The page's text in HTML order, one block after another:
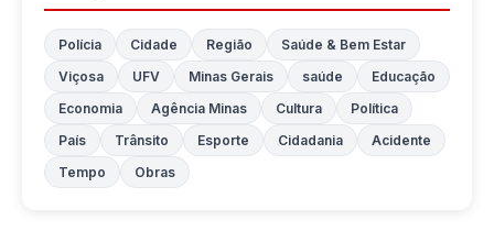
Polícia Cidade Região
Saúde & Bem Estar
Viçosa
UFV Minas Gerais saúde
Educação
Economia
Agência Minas Cultura
Política
País
Trânsito Esporte Cidadania
Acidente
Tempo
Obras